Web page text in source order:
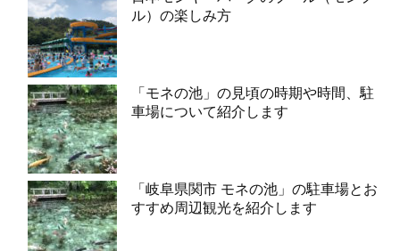
ル）の楽しみ方
「モネの池」の見頃の時期や時間、駐
車場について紹介します
「岐阜県関市 モネの池」の駐車場とお
すすめ周辺観光を紹介します